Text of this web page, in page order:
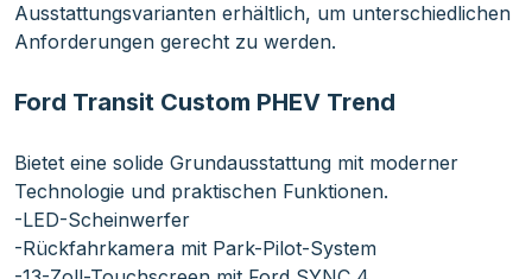
Ausstattungsvarianten erhältlich, um unterschiedlichen
Anforderungen gerecht zu werden.
Ford Transit Custom PHEV Trend
Bietet eine solide Grundausstattung mit moderner
Technologie und praktischen Funktionen.
-LED-Scheinwerfer
-Rückfahrkamera mit Park-Pilot-System